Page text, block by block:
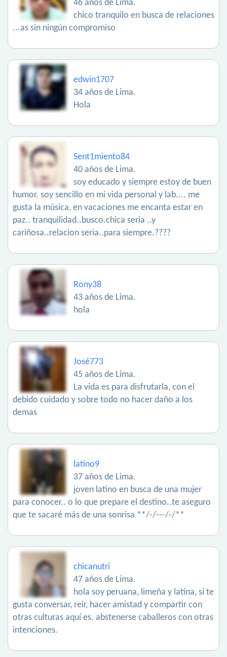
46 años de Lima.
chico tranquilo en busca de relaciones
...as sin ningún compromiso
edwin1707
34 años de Lima.
Hola
Sent1miento84
40 años de Lima.
soy educado y siempre estoy de buen
humor. soy sencillo en mi vida personal y lab.... me
gusta la música, en vacaciones me encanta estar en
paz.. tranquilidad..busco.chica seria ..y
cariñosa..relacion seria..para siempre.????
Rony38
43 años de Lima.
hola
José773
45 años de Lima.
La vida es para disfrutarla, con el
debido cuidado y sobre todo no hacer daño a los
demas
latino9
37 años de Lima.
joven latino en busca de una mujer
para conocer.. o lo que prepare el destino..te aseguro
que te sacaré más de una sonrisa **/-/---/-/**
chicanutri
47 años de Lima.
hola soy peruana, limeña y latina, si te
gusta conversar, reir, hacer amistad y compartir con
otras culturas aquí es. abstenerse caballeros con otras
intenciones.